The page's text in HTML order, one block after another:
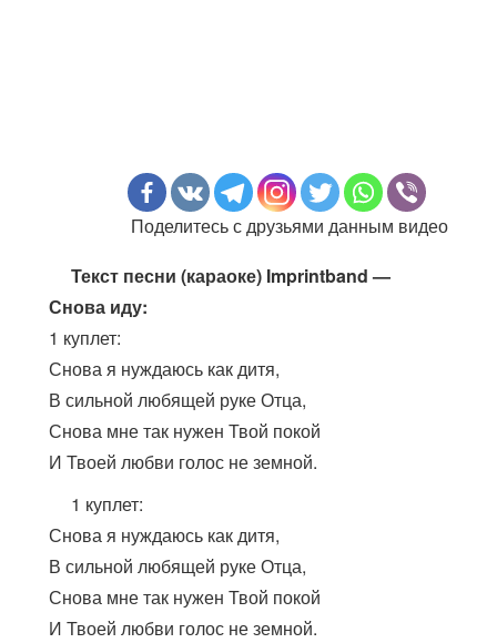
Поделитесь с друзьями данным видео
Текст песни (караоке) Imprintband —
Снова иду:
1 куплет:
Снова я нуждаюсь как дитя,
В сильной любящей руке Отца,
Снова мне так нужен Твой покой
И Твоей любви голос не земной.
1 куплет:
Снова я нуждаюсь как дитя,
В сильной любящей руке Отца,
Снова мне так нужен Твой покой
И Твоей любви голос не земной.